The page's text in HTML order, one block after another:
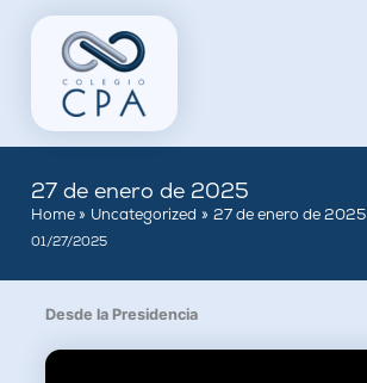
27 de enero de 2025
Home Uncategorized 27 de enero de 2025
01/27/2025
Desde la Presidencia